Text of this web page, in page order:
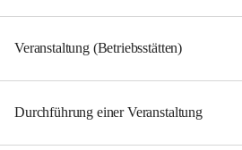
Veranstaltung (Betriebsstätten)
Durchführung einer Veranstaltung